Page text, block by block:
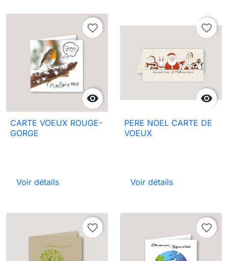

favorite_border
CARTE VOEUX ROUGE-
GORGE
Voir détails

favorite_border
PERE NOEL CARTE DE
VOEUX
Voir détails
favorite_border favorite_border